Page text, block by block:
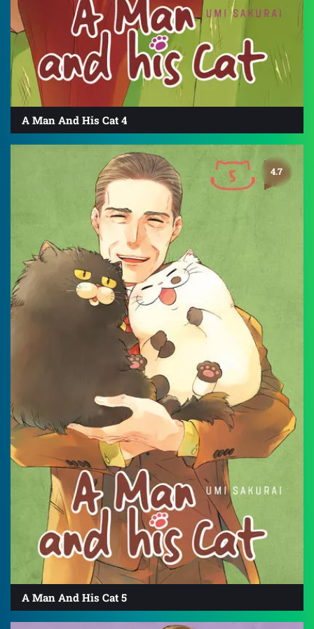
A Man And His Cat 4
4.7
A Man And His Cat 5